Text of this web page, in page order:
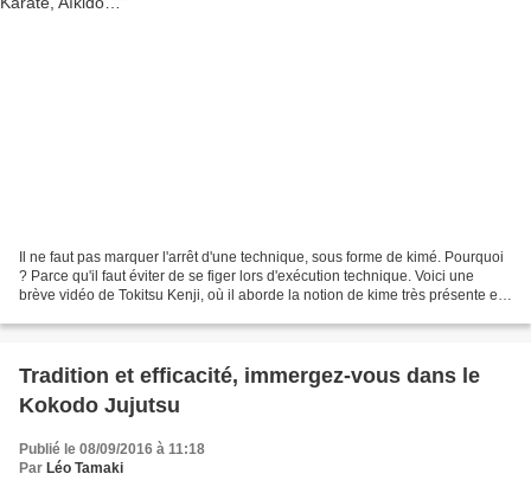
Il ne faut pas marquer l'arrêt d'une technique, sous forme de kimé. Pourquoi
? Parce qu'il faut éviter de se figer lors d'exécution technique. Voici une
brève vidéo de Tokitsu Kenji, où il aborde la notion de kime très présente en
Tradition et efficacité, immergez-vous dans le
Kokodo Jujutsu
Publié le 08/09/2016 à 11:18
Par Léo Tamaki